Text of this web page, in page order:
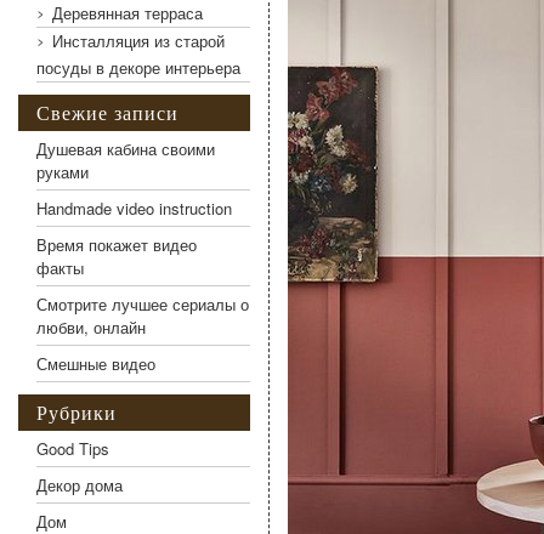
Деревянная терраса
Инсталляция из старой
посуды в декоре интерьера
Свежие записи
Душевая кабина своими
руками
Handmade video instruction
Время покажет видео
факты
Смотрите лучшее сериалы о
любви, онлайн
Смешные видео
Рубрики
Good Tips
Декор дома
Дом